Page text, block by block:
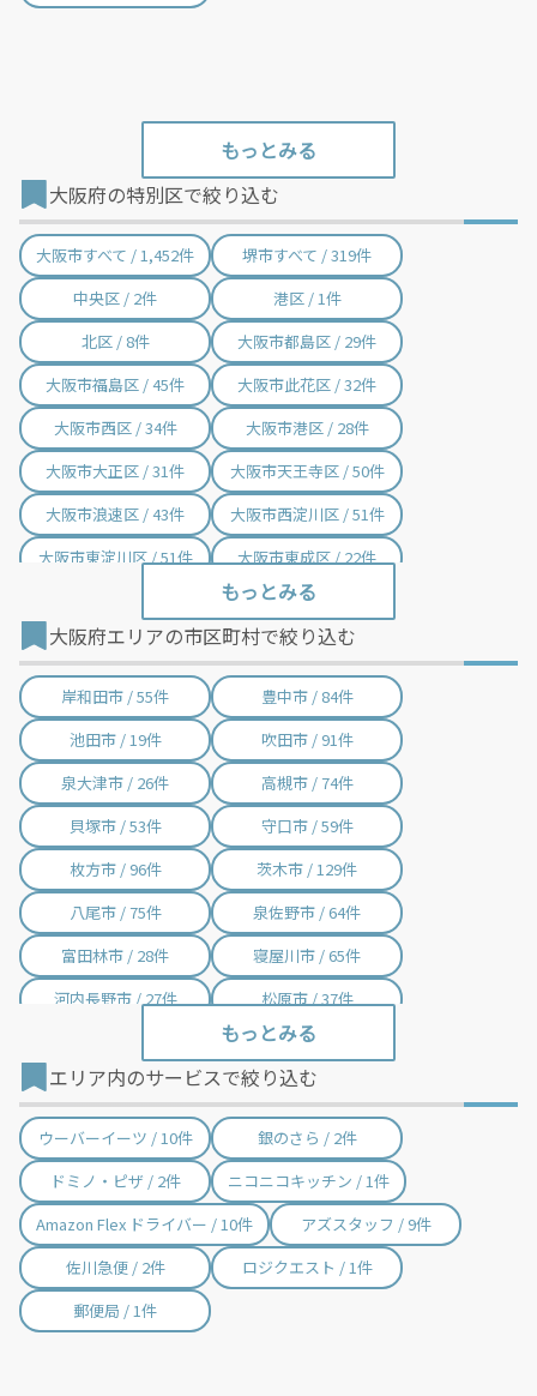
大阪府の特別区で絞り込む
大阪市すべて / 1,452件
堺市すべて / 319件
中央区 / 2件
港区 / 1件
北区 / 8件
大阪市都島区 / 29件
大阪市福島区 / 45件
大阪市此花区 / 32件
大阪市西区 / 34件
大阪市港区 / 28件
大阪市大正区 / 31件
大阪市天王寺区 / 50件
大阪市浪速区 / 43件
大阪市西淀川区 / 51件
大阪市東淀川区 / 51件
大阪市東成区 / 22件
大阪市旭区 / 44件
大阪市城東区 / 40件
大阪市阿倍野区 / 46件
大阪市住吉区 / 63件
大阪市東住吉区 / 28件
大阪市西成区 / 60件
大阪市淀川区 / 80件
大阪市鶴見区 / 23件
大阪市住之江区 / 99件
大阪市平野区 / 37件
大阪市北区 / 86件
大阪市中央区 / 115件
堺市堺区 / 91件
堺市中区 / 47件
堺市東区 / 13件
堺市西区 / 51件
堺市南区 / 19件
堺市北区 / 39件
堺市美原区 / 13件
大阪府エリアの市区町村で絞り込む
岸和田市 / 55件
豊中市 / 84件
池田市 / 19件
吹田市 / 91件
泉大津市 / 26件
高槻市 / 74件
貝塚市 / 53件
守口市 / 59件
枚方市 / 96件
茨木市 / 129件
八尾市 / 75件
泉佐野市 / 64件
富田林市 / 28件
寝屋川市 / 65件
河内長野市 / 27件
松原市 / 37件
和泉市 / 31件
箕面市 / 32件
柏原市 / 33件
羽曳野市 / 33件
門真市 / 49件
摂津市 / 74件
高石市 / 27件
藤井寺市 / 13件
東大阪市 / 147件
泉南市 / 40件
四條畷市 / 20件
交野市 / 43件
エリア内のサービスで絞り込む
ウーバーイーツ / 10件
銀のさら / 2件
ドミノ・ピザ / 2件
ニコニコキッチン / 1件
Amazon Flex ドライバー / 10件
アズスタッフ / 9件
佐川急便 / 2件
ロジクエスト / 1件
郵便局 / 1件